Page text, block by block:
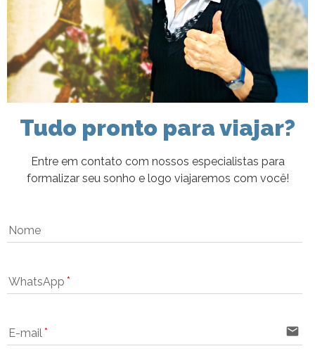
Tudo pronto para viajar?
Entre em contato com nossos especialistas para
formalizar seu sonho e logo viajaremos com você!
Nome
WhatsApp
E-mail email